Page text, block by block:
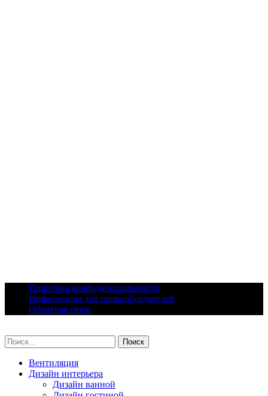
content
Политика конфиденциальности
Информация для правообладателей
Обратная связь
Найти:
Вентиляция
Дизайн интерьера
Дизайн ванной